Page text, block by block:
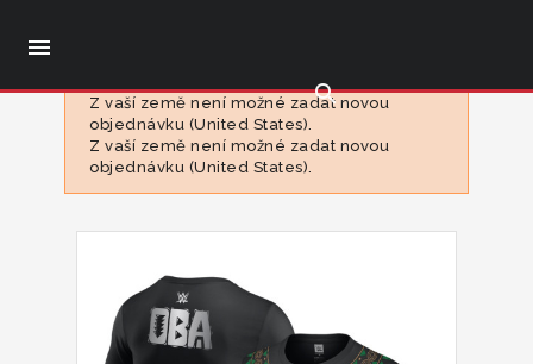

search
Z vaší země není možné zadat novou
objednávku (United States).
Z vaší země není možné zadat novou
objednávku (United States).